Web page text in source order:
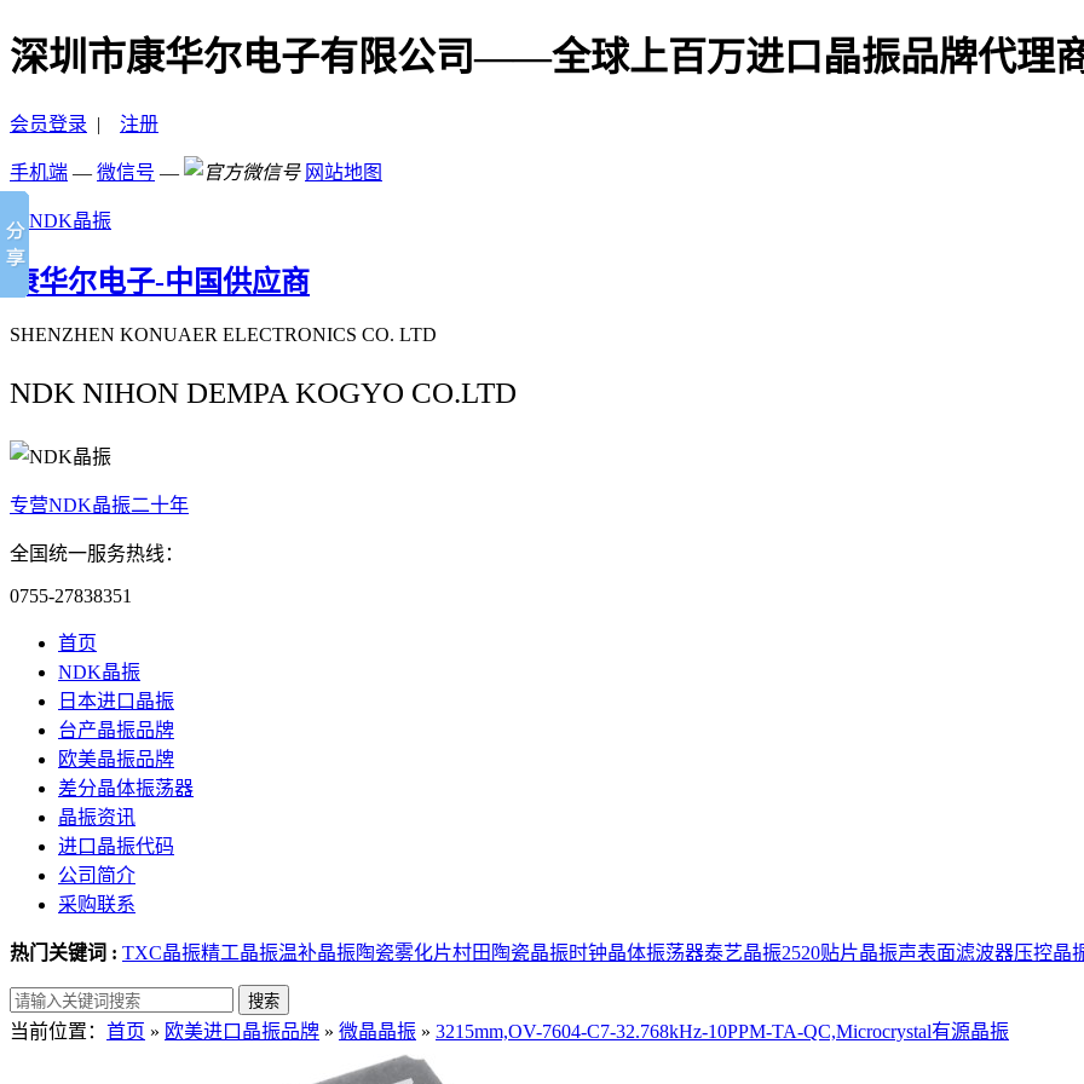
深圳市康华尔电子有限公司——全球上百万进口晶振品牌代理
会员登录 | 注册
手机端 — 微信号 — 网站地图
康华尔电子-中国供应商
SHENZHEN KONUAER ELECTRONICS CO. LTD
NDK NIHON DEMPA KOGYO CO.LTD
专营NDK晶振二十年
全国统一服务热线：
0755-27838351
首页
NDK晶振
日本进口晶振
台产晶振品牌
欧美晶振品牌
差分晶体振荡器
晶振资讯
进口晶振代码
公司简介
采购联系
热门关键词 : TXC晶振精工晶振温补晶振陶瓷雾化片村田陶瓷晶振时钟晶体振荡器泰艺晶振2520贴片晶振声表面滤波器压控晶
当前位置： 首页 » 欧美进口晶振品牌 » 微晶晶振 » 3215mm,OV-7604-C7-32.768kHz-10PPM-TA-QC,Microcrystal有源晶振